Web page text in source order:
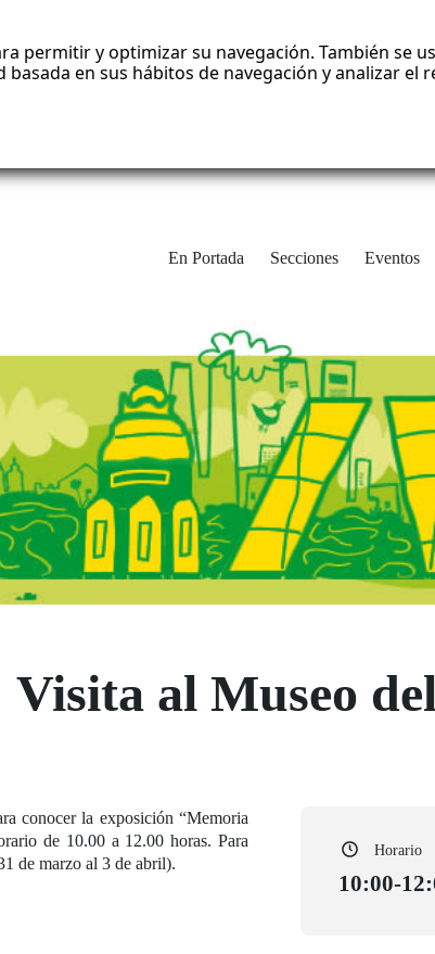
permitir y optimizar su navegación. También se
en sus hábitos de navegación y analizar
En Portada Secciones Eventos
Visita al Museo
conocer la exposición “Memoria
de 10.00 a 12.00 horas. Para
de marzo al 3 de abril).
Horario
10:00-